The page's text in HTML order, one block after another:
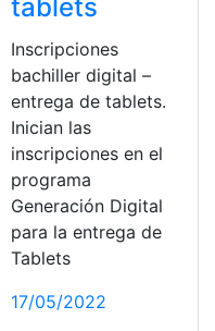
tablets
Inscripciones
bachiller digital –
entrega de tablets.
Inician las
inscripciones en el
programa
Generación Digital
para la entrega de
Tablets
17/05/2022